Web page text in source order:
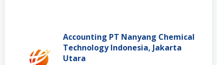
Accounting PT Nanyang Chemical
Technology Indonesia, Jakarta
Utara